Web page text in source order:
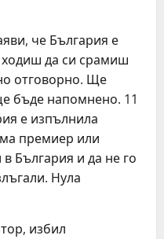
че България е
ходиш да си срамиш
отговорно. Ще
бъде напомнено. 11
е изпълнила
премиер или
България и да не го
Нула
избил